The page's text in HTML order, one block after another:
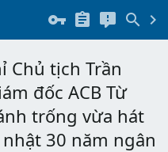
Chủ tịch Trần
đốc ACB Từ
trống vừa hát
30 năm ngân